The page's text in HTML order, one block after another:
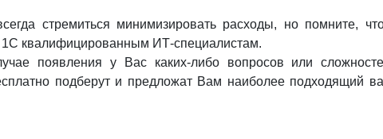
стремиться минимизировать расходы, но помните,
1С квалифицированным ИТ-специалистам.
появления у Вас каких-либо вопросов или
подберут и предложат Вам наиболее подходящий